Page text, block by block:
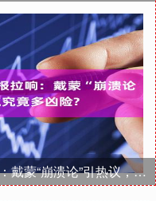
最好的股票配资平台 美债警报拉响：戴蒙“崩溃论”引热议，市场暗流究竟多凶险?